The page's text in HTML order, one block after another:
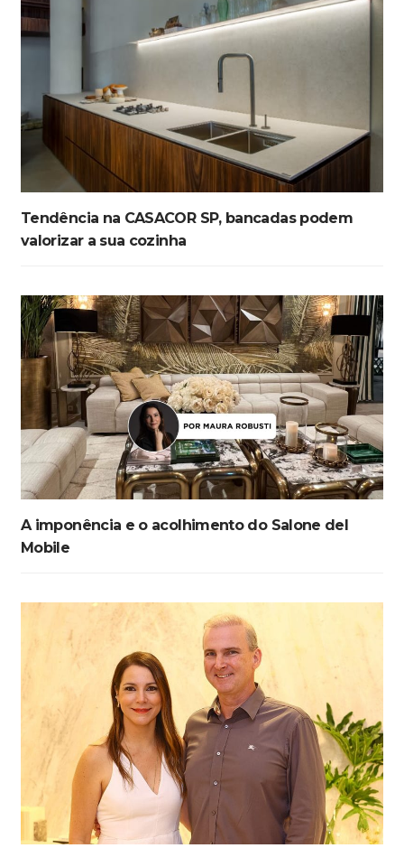
Tendência na CASACOR SP, bancadas podem
valorizar a sua cozinha
A imponência e o acolhimento do Salone del
Mobile